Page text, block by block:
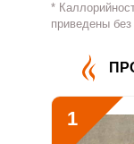
Витамин
Витамин
В5
Витамин
*
приведены без
1